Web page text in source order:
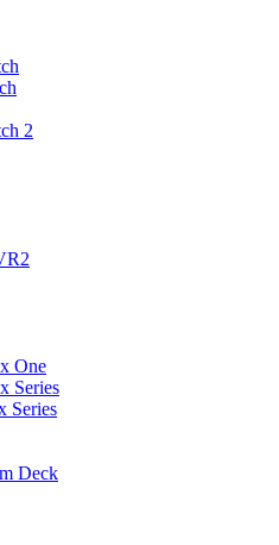
2
One
Series
Series
Deck